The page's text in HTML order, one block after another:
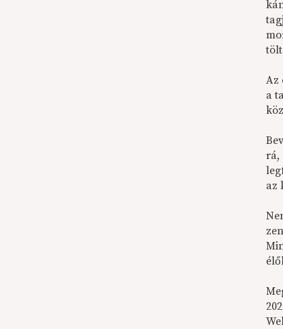
Az
a
rá,
az